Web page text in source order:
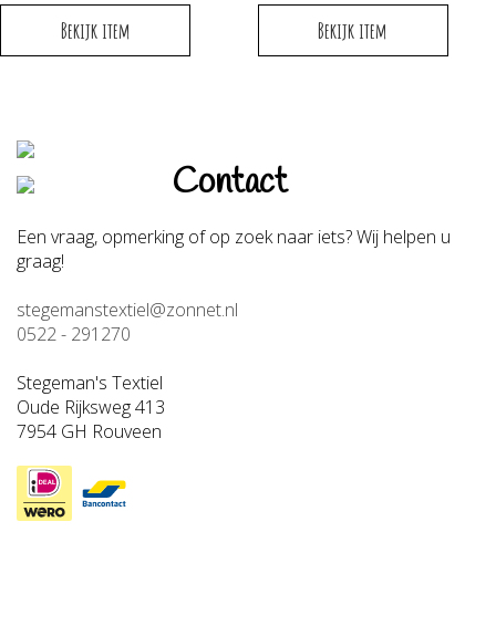
Bekijk item Bekijk item
Contact
Een vraag, opmerking of op zoek naar iets? Wij helpen u
graag!
stegemanstextiel@zonnet.nl
0522 - 291270
Stegeman's Textiel
Oude Rijksweg 413
7954 GH Rouveen